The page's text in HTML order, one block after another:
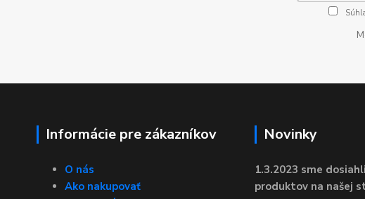
Informácie pre zákazníkov
O nás
Ako nakupovať
Novinky
1.3.2023 sme
produktov na našej